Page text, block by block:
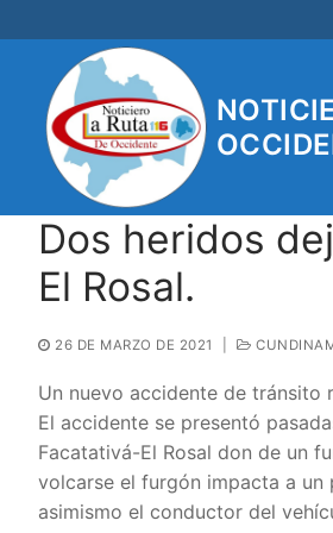
al
contenido
Dos heridos
El Rosal.
26 DE MARZO DE 2021
Un nuevo accidente de tránsito
El accidente se presentó
Facatativá-El Rosal don de un
volcarse el furgón impacta a un
asimismo el conductor del